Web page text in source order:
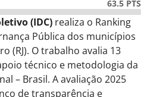
63.5 PTS
(IDC) realiza o Ranking
Pública dos municípios
(RJ). O trabalho avalia 13
técnico e metodologia da
– Brasil. A avaliação 2025
de transparência e